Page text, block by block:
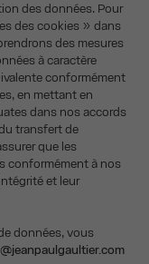
des données. Pour
des cookies » dans
des mesures
à caractère
conformément
en mettant en
dans nos accords
transfert de
que les
conformément à nos
et leur
données, vous